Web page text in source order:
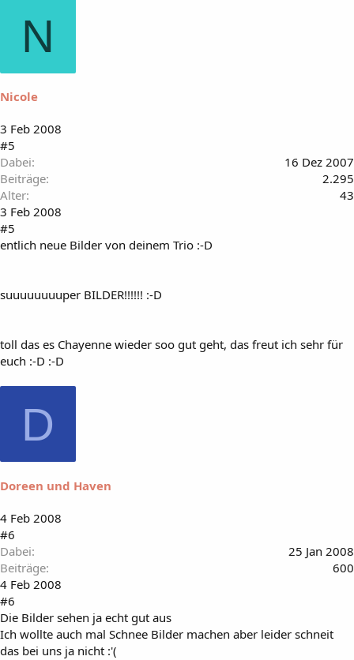
N
Nicole
3 Feb 2008
#5
Dabei
16 Dez 2007
Beiträge
2.295
Alter
43
3 Feb 2008
#5
entlich neue Bilder von deinem Trio :-D
suuuuuuuuper BILDER!!!!!! :-D
toll das es Chayenne wieder soo gut geht, das freut ich sehr für
euch :-D :-D
D
Doreen und Haven
4 Feb 2008
#6
Dabei
25 Jan 2008
Beiträge
600
4 Feb 2008
#6
Die Bilder sehen ja echt gut aus
Ich wollte auch mal Schnee Bilder machen aber leider schneit
das bei uns ja nicht :'(